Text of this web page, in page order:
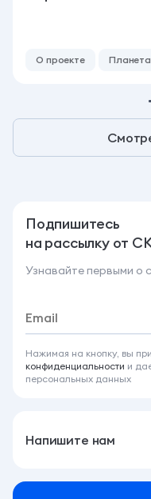
О проекте
Подпишитесь
на рассылку от
Узнавайте первыми о
Нажимая на кнопку, вы
конфиденциальности и
персональных данных
Напишите нам